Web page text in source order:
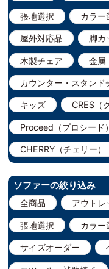
張地選択 カラー
屋外対応品 脚カ
木製チェア 金属
カウンター・スタンド
キッズ CRES（
Proceed（プロシード）
CHERRY（チェリー）
ソファーの絞り込み
全商品 アウトレ
張地選択 カラー
サイズオーダー